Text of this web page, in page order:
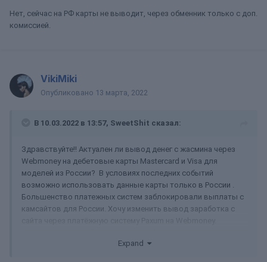
Нет, сейчас на РФ карты не выводит, через обменник только с доп.
комиссией.
VikiMiki
Опубликовано 13 марта, 2022
В 10.03.2022 в 13:57, SweetShit сказал:
Здравствуйте!! Актуален ли вывод денег с жасмина через
Webmoney на дебетовые карты Mastercard и Visa для
моделей из России? В условиях последних событий
возможно использовать данные карты только в России .
Большенство платежных систем заблокировали выплаты с
камсайтов для России. Хочу изменить вывод заработка с
Expand